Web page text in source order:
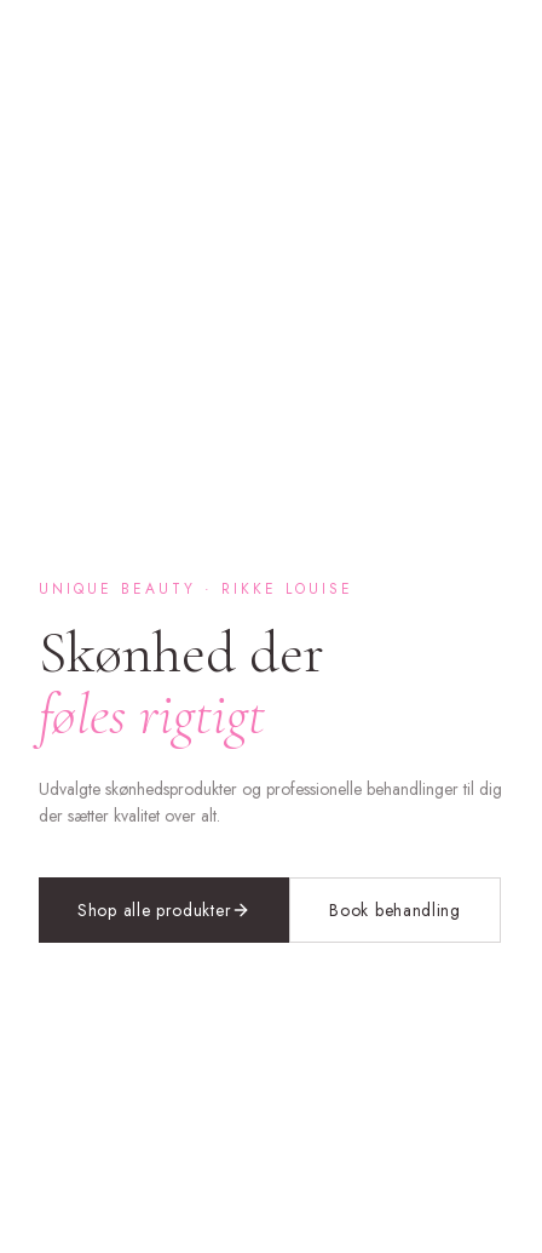
UNIQUE BEAUTY · RIKKE LOUISE
Skønhed der
føles rigtigt
Udvalgte skønhedsprodukter og professionelle behandlinger til dig
der sætter kvalitet over alt.
Shop alle produkter Book behandling